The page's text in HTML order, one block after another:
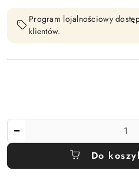
Program lojalnościowy
klientów.
Do